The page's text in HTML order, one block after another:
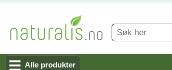
Alle produkter